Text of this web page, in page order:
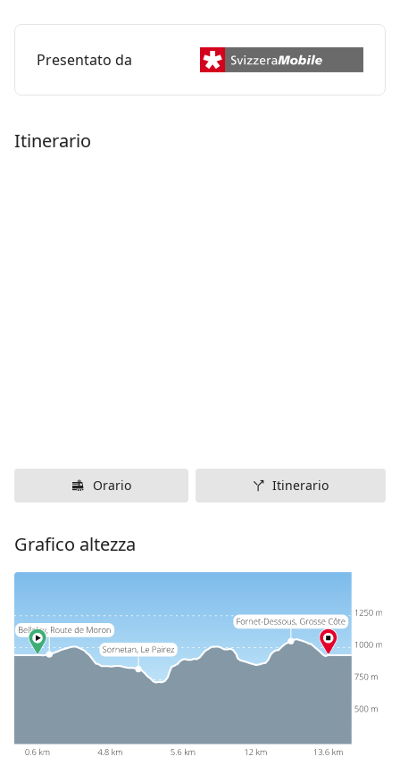
tempo della tranquillità della valle poco conosciuta.
Presentato da
Itinerario
Orario Itinerario
Grafico altezza